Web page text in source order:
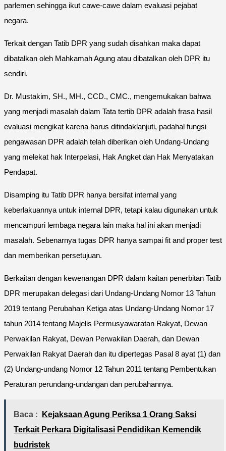
parlemen sehingga ikut cawe-cawe dalam evaluasi pejabat
negara.
Terkait dengan Tatib DPR yang sudah disahkan maka dapat
dibatalkan oleh Mahkamah Agung atau dibatalkan oleh DPR itu
sendiri.
Dr. Mustakim, SH., MH., CCD., CMC., mengemukakan bahwa
yang menjadi masalah dalam Tata tertib DPR adalah frasa hasil
evaluasi mengikat karena harus ditindaklanjuti, padahal fungsi
pengawasan DPR adalah telah diberikan oleh Undang-Undang
yang melekat hak Interpelasi, Hak Angket dan Hak Menyatakan
Pendapat.
Disamping itu Tatib DPR hanya bersifat internal yang
keberlakuannya untuk internal DPR, tetapi kalau digunakan untuk
mencampuri lembaga negara lain maka hal ini akan menjadi
masalah. Sebenarnya tugas DPR hanya sampai fit and proper test
dan memberikan persetujuan.
Berkaitan dengan kewenangan DPR dalam kaitan penerbitan Tatib
DPR merupakan delegasi dari Undang-Undang Nomor 13 Tahun
2019 tentang Perubahan Ketiga atas Undang-Undang Nomor 17
tahun 2014 tentang Majelis Permusyawaratan Rakyat, Dewan
Perwakilan Rakyat, Dewan Perwakilan Daerah, dan Dewan
Perwakilan Rakyat Daerah dan itu dipertegas Pasal 8 ayat (1) dan
(2) Undang-undang Nomor 12 Tahun 2011 tentang Pembentukan
Peraturan perundang-undangan dan perubahannya.
Baca :
Kejaksaan Agung Periksa 1 Orang Saksi
Terkait Perkara Digitalisasi Pendidikan Kemendik
budristek